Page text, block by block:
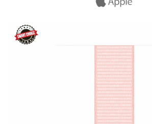
Tablete & accesorii